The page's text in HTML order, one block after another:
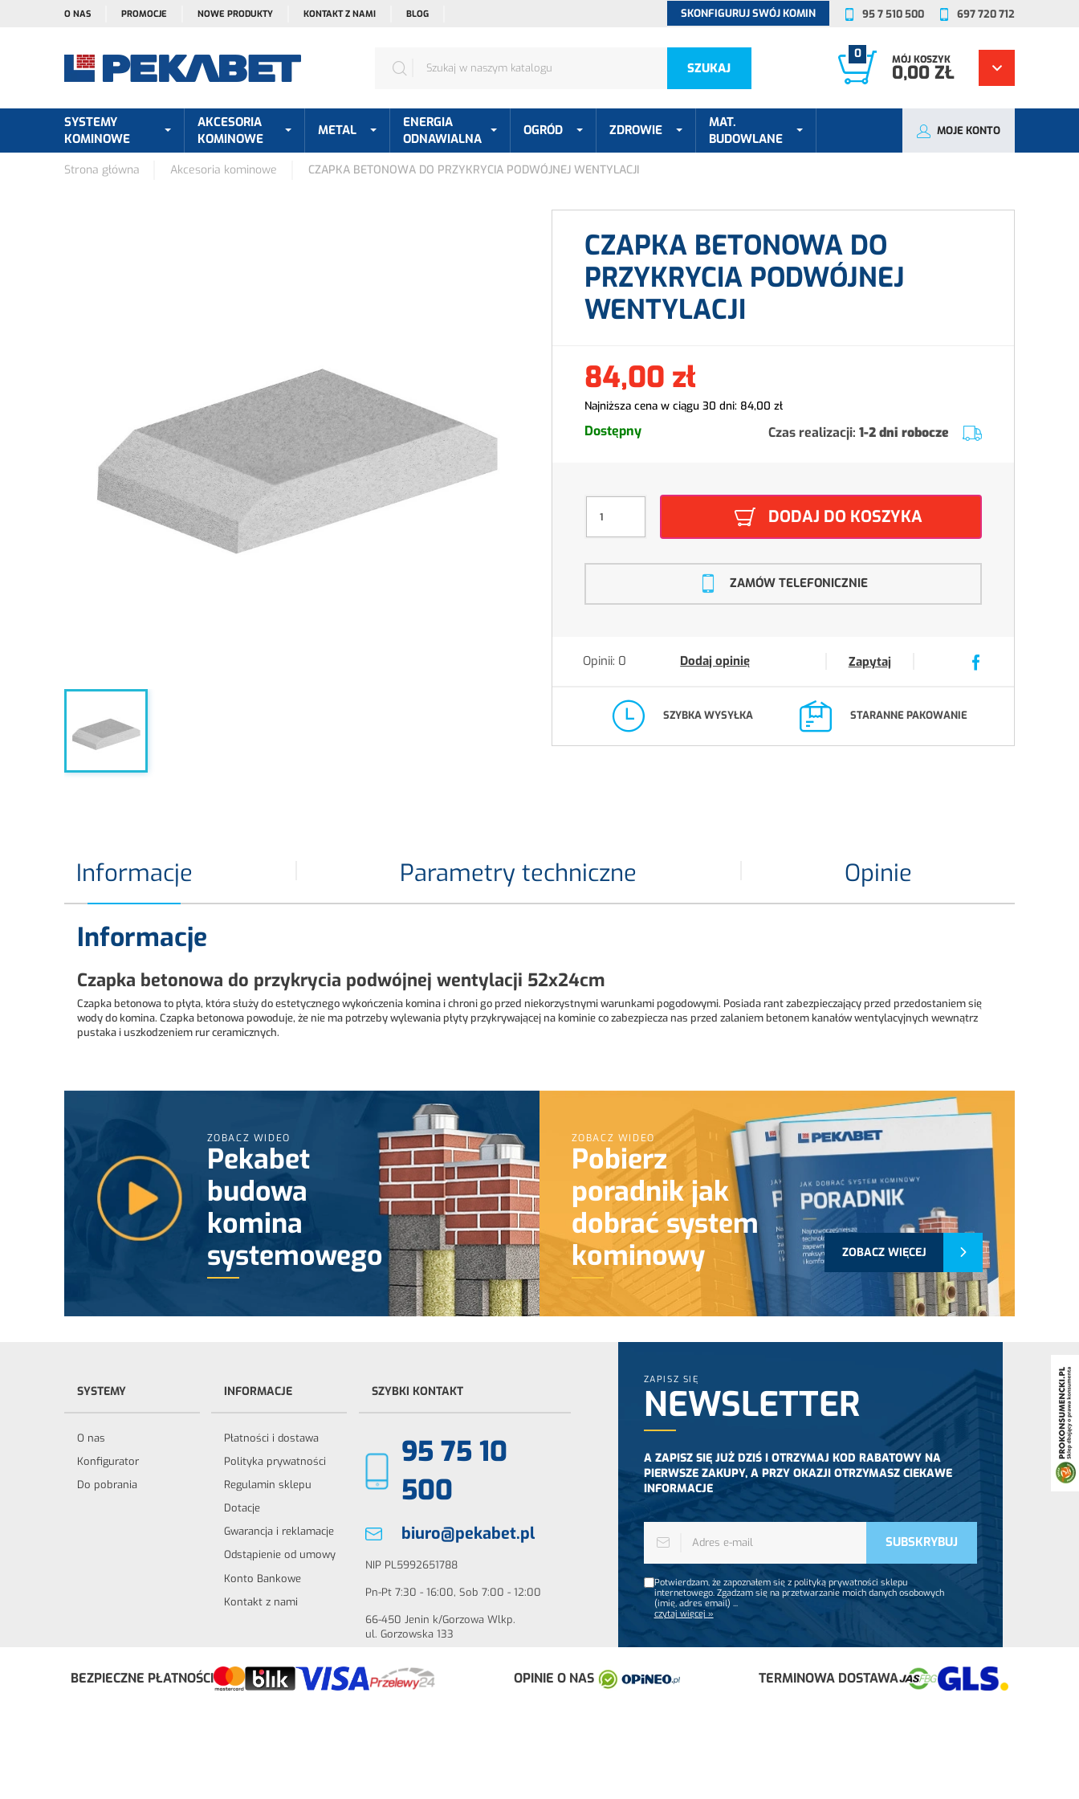
O NAS PROMOCJE NOWE PRODUKTY KONTAKT Z NAMI BLOG SKONFIGURUJ SWÓJ KOMIN 95 7 510 500 697 720 712
SZUKAJ
0 MÓJ KOSZYK
0,00 ZŁ
SYSTEMY
KOMINOWE
AKCESORIA
KOMINOWE
METAL
ENERGIA
ODNAWIALNA
OGRÓD ZDROWIE
MAT.
BUDOWLANE
MOJE KONTO
Strona główna Akcesoria kominowe CZAPKA BETONOWA DO PRZYKRYCIA PODWÓJNEJ WENTYLACJI
CZAPKA BETONOWA DO
PRZYKRYCIA PODWÓJNEJ
WENTYLACJI
84,00 zł
Najniższa cena w ciągu 30 dni: 84,00 zł
Dostępny Czas realizacji: 1-2 dni robocze
DODAJ DO KOSZYKA
ZAMÓW TELEFONICZNIE
Opinii: 0 Dodaj opinię Zapytaj
SZYBKA WYSYŁKA STARANNE PAKOWANIE
Informacje Parametry techniczne Opinie
Informacje
Czapka betonowa do przykrycia podwójnej wentylacji 52x24cm
Czapka betonowa to płyta, która służy do estetycznego wykończenia komina i chroni go przed niekorzystnymi warunkami pogodowymi. Posiada rant zabezpieczający przed przedostaniem się
wody do komina. Czapka betonowa powoduje, że nie ma potrzeby wylewania płyty przykrywającej na kominie co zabezpiecza nas przed zalaniem betonem kanałów wentylacyjnych wewnątrz
pustaka i uszkodzeniem rur ceramicznych.
ZOBACZ WIDEO
Pekabet
budowa
komina
systemowego
ZOBACZ WIDEO
Pobierz
poradnik jak
dobrać system
kominowy
ZOBACZ WIĘCEJ
SYSTEMY
O nas
Konfigurator
Do pobrania
INFORMACJE
Płatności i dostawa
Polityka prywatności
Regulamin sklepu
Dotacje
Gwarancja i reklamacje
Odstąpienie od umowy
Konto Bankowe
Kontakt z nami
SZYBKI KONTAKT
95 75 10
500
biuro@pekabet.pl
NIP PL5992651788
Pn-Pt 7:30 - 16:00, Sob 7:00 - 12:00
66-450 Jenin k/Gorzowa Wlkp.
ul. Gorzowska 133
Odstąp od umowy tutaj
ZAPISZ SIĘ
NEWSLETTER
A ZAPISZ SIĘ JUŻ DZIŚ I OTRZYMAJ KOD RABATOWY NA
PIERWSZE ZAKUPY, A PRZY OKAZJI OTRZYMASZ CIEKAWE
INFORMACJE
Potwierdzam, że zapoznałem się z polityką prywatności sklepu
internetowego. Zgadzam się na przetwarzanie moich danych osobowych
(imię, adres email) ...
czytaj więcej »
BEZPIECZNE PŁATNOŚCI OPINIE O NAS TERMINOWA DOSTAWA